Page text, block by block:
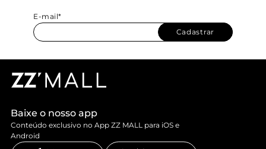
E-mail*
Cadastrar
Baixe o nosso app
Conteúdo exclusivo no App ZZ MALL para iOS e
Android